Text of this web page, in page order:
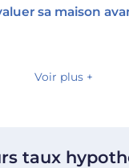
sa maison
Voir plus +
taux